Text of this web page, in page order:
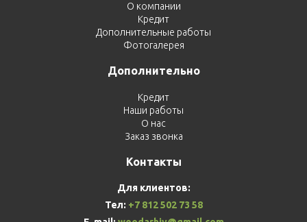
О компании
Кредит
Дополнительные работы
Фотогалерея
Дополнительно
Кредит
Наши работы
О нас
Заказ звонка
Контакты
Для клиентов:
Тел: +7 812 502 73 58